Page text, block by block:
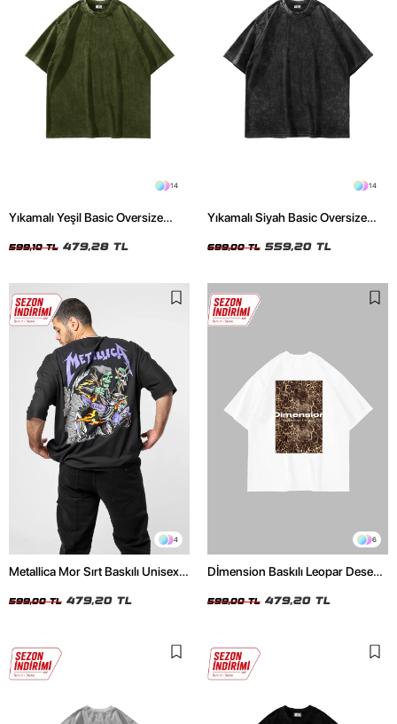
14
Yıkamalı Yeşil Basic Oversize
599,10 TL 479,28 TL
14
Yıkamalı Siyah Basic Oversize
699,00 TL 559,20 TL
4
Metallica Mor Sırt Baskılı Unisex
599,00 TL 479,20 TL
6
Dİmension Baskılı Leopar Desenli
Tshirt
599,00 TL 479,20 TL